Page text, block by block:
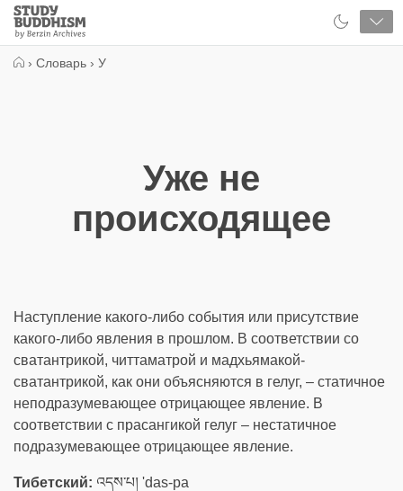
Close
Study
Buddhism
› Словарь › У
Уже не
происходящее
Наступление какого-либо события или присутствие
какого-либо явления в прошлом. В соответствии со
сватантрикой, читтаматрой и мадхьямакой-
сватантрикой, как они объясняются в гелуг, – статичное
неподразумевающее отрицающее явление. В
соответствии с прасангикой гелуг – нестатичное
подразумевающее отрицающее явление.
Тибетский: འདས་པ། 'das-pa